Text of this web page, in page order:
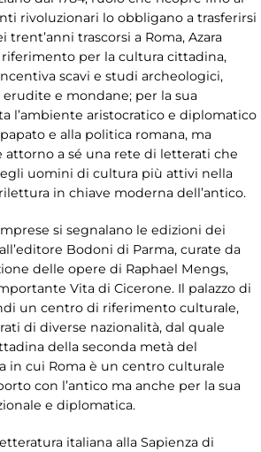
rivoluzionari lo obbligano a trasferirsi
trent’anni trascorsi a Roma, Azara
per la cultura cittadina,
scavi e studi archeologici,
e mondane; per la sua
l’ambiente aristocratico e diplomatico
e alla politica romana, ma
a sé una rete di letterati che
uomini di cultura più attivi nella
in chiave moderna dell’antico.
si segnalano le edizioni dei
Bodoni di Parma, curate da
delle opere di Raphael Mengs,
Vita di Cicerone. Il palazzo di
un centro di riferimento culturale,
di diverse nazionalità, dal quale
della seconda metà del
in cui Roma è un centro culturale
con l’antico ma anche per la sua
e diplomatica.
italiana alla Sapienza di